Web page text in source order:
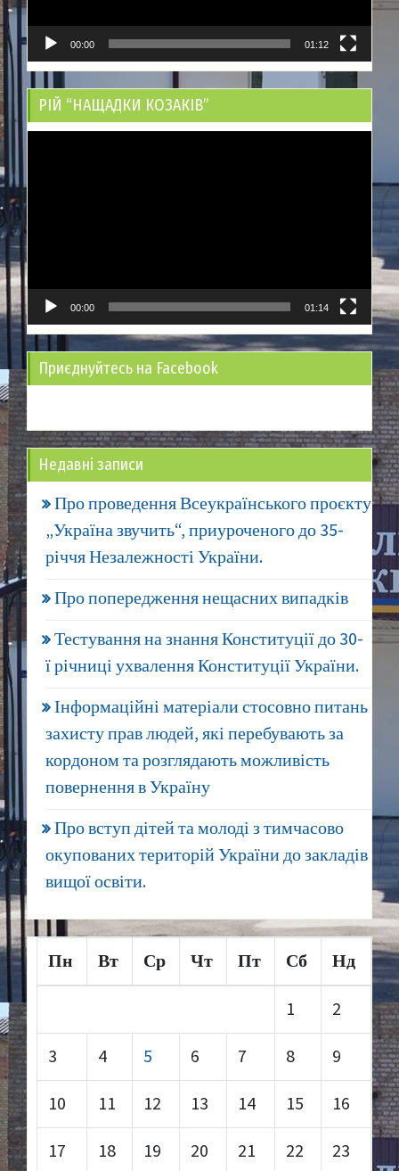
00:00 01:12
РІЙ “НАЩАДКИ КОЗАКІВ”
00:00 01:14
Приєднуйтесь на Facebook
Недавні записи
Про проведення Всеукраїнського проєкту
„Україна звучить“, приуроченого до 35-
річчя Незалежності України.
Про попередження нещасних випадків
Тестування на знання Конституції до 30-
ї річниці ухвалення Конституції України.
Інформаційні матеріали стосовно питань
захисту прав людей, які перебувають за
кордоном та розглядають можливість
повернення в Україну
Про вступ дітей та молоді з тимчасово
окупованих територій України до закладів
вищої освіти.
Пн Вт Ср Чт Пт Сб Нд
1 2
3 4 5 6 7 8 9
10 11 12 13 14 15 16
17 18 19 20 21 22 23